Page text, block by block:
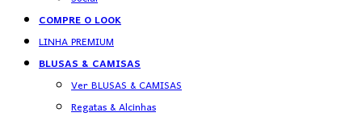
COMPRE O LOOK
LINHA PREMIUM
BLUSAS & CAMISAS
Ver BLUSAS & CAMISAS
Regatas & Alcinhas